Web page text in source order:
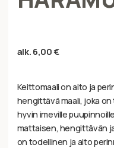
alk. 6,00€
Keittomaali on aito ja
hengittävä maali, joka
hyvin imeville
mattaisen, hengittävän
on todellinen ja aito